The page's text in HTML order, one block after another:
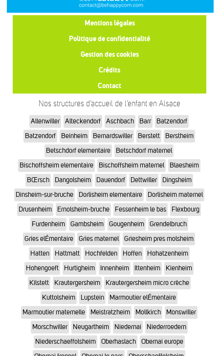
Mentions légales
Politique de confidentialité
Gestion des cookies
Crédits
Contact
Nos structures d’accueil de l’enfant en Alsace
Allenwiller Alteckendorf Aschbach Barr
Batzendorf
Batzendorf
Beinheim Bernardswiller Berstett
Berstheim
Betschdorf elementaire
Betschdorf maternel
Bischoffsheim elementaire
Bischoffsheim maternel
Blaesheim
BŒrsch
Dangolsheim Dauendorf Dettwiller
Dingsheim
Dinsheim-sur-bruche
Dorlisheim elementaire
Dorlisheim maternel
Drusenheim
Ernolsheim-bruche Fessenheim le bas
Flexbourg
Furdenheim
Gambsheim Gougenheim
Grendelbruch
Gries elÉmentaire
Gries maternel
Griesheim pres molsheim
Hatten
Hattmatt Hochfelden Hoffen
Hohatzenheim
Hohengoeft
Hurtigheim Innenheim Ittenheim
Kienheim
Kilstett
Krautergersheim
Krautergersheim micro crèche
Kuttolsheim
Lupstein
Marmoutier elÉmentaire
Marmoutier maternelle
Meistratzheim Mollkirch
Monswiller
Morschwiller
Neugartheim Niedernai
Niederroedern
Niederschaeffolsheim
Oberhaslach
Obernai europe